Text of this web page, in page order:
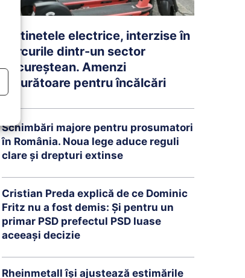
Trotinetele electrice, interzise în
parcurile dintr-un sector
bucureștean. Amenzi
usturătoare pentru încălcări
Schimbări majore pentru prosumatori
în România. Noua lege aduce reguli
clare și drepturi extinse
Cristian Preda explică de ce Dominic
Fritz nu a fost demis: Și pentru un
primar PSD prefectul PSD luase
aceeași decizie
Rheinmetall își ajustează estimările